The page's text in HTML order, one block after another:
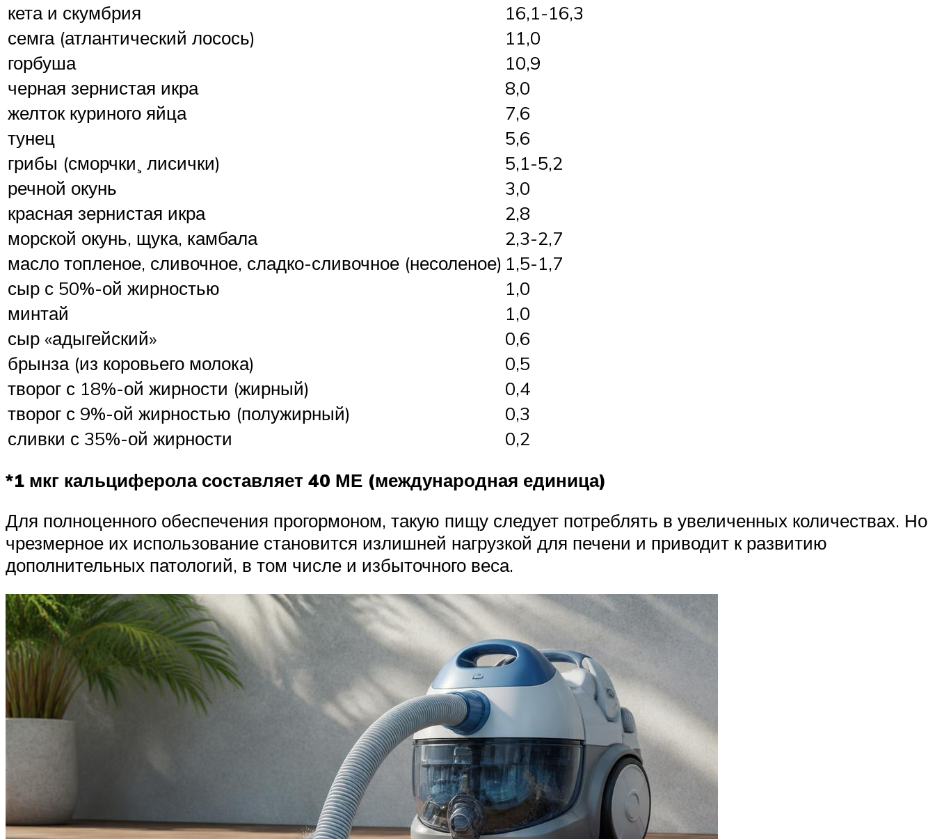
кета и скумбрия
16,1-16,3
семга (атлантический лосось)
11,0
горбуша
10,9
черная зернистая икра
8,0
желток куриного яйца
7,6
тунец
5,6
грибы (сморчки¸ лисички)
5,1-5,2
речной окунь
3,0
красная зернистая икра
2,8
морской окунь, щука, камбала
2,3-2,7
масло топленое, сливочное, сладко-сливочное (несоленое) 1,5-1,7
сыр с 50%-ой жирностью
1,0
минтай
1,0
сыр «адыгейский»
0,6
брынза (из коровьего молока)
0,5
творог с 18%-ой жирности (жирный)
0,4
творог с 9%-ой жирностью (полужирный)
0,3
сливки с 35%-ой жирности
0,2
*1 мкг кальциферола составляет 40 МЕ (международная единица)
Для полноценного обеспечения прогормоном, такую пищу следует потреблять в увеличенных количествах. Но
чрезмерное их использование становится излишней нагрузкой для печени и приводит к развитию
дополнительных патологий, в том числе и избыточного веса.